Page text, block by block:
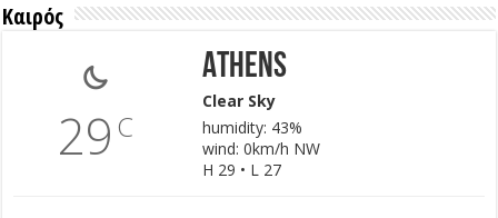
Καιρός
29 C
Athens
Clear Sky
humidity: 43%
wind: 0km/h NW
H 29 • L 27